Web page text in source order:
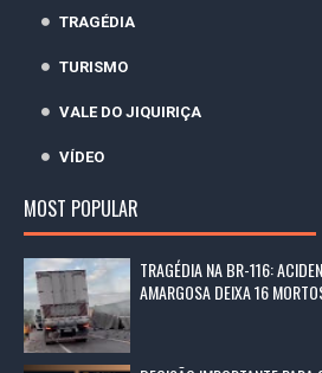
TRAGÉDIA
TURISMO
VALE DO JIQUIRIÇA
VÍDEO
MOST POPULAR
TRAGÉDIA NA BR-116:
AMARGOSA DEIXA 16